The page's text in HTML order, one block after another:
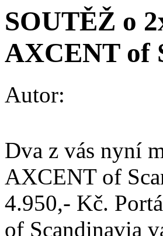
SOUTĚŽ o
AXCENT of
Autor:
Dva z vás nyní
AXCENT of
4.950,- Kč.
of Scandinavia